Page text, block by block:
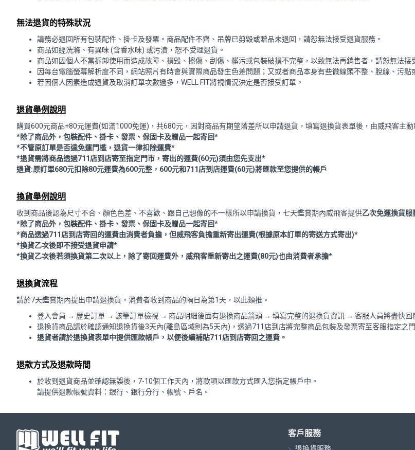
無法退貨的特殊狀況
請務必退回所有包裝配件、掛卡及發票。商品配件不齊、吊牌已剪毀或贈品未退回，請恕無法接受退貨服務。
商品如經洗滌、有異味 (含香水味) 或污漬，恕不受理退貨。
商品如因個人不當拆卸使用而造成故障、損毀、擦傷、刮傷、髒污或包裝破損不完整，以致無法再銷售者，請恕無法接
因每台電腦螢幕解析度不同，網站照片有時會與實際商品發生色差問題；又或者商品本身有些微線頭不整、脫線、污
若因個人因素造成退貨及取消訂單次數過多，WELL FIT將視情況決定是否接受訂單。
退貨舉例說明
購買600元商品+80元運費(如滿1000免運)，共680元，因對商品有期望落差所以申請退貨，填寫退換貨表單後，由威飛客主動
*除了商品外，包裝配件、掛卡、發票、保固卡及贈品一起寄回*
*不管原訂單是否達免運門檻，退貨一律扣除運費*
*退貨需將商品透過711店到店寄至指定門市，寄出的運費(60元)須由您先支出*
退貨:原訂單680元扣除80元運費為600元整，600元和711店到店運費(60元)將匯款至您提供的帳戶
換貨舉例說明
收到商品後認為尺寸不合、顏色色差、不喜歡、跟自己想像的不一樣所以申請換貨，七天鑑賞期內威飛客提供乙次免運換貨服
*除了商品外，包裝配件、掛卡、發票、保固卡及贈品一起寄回*
*商品透過711店到店寄回的運費由消費者負擔，但威飛客負擔重新寄出運費(根據原本訂單的寄送方式寄出)*
*換貨乙次後即不接受退貨申請*
*換貨乙次後若須換貨第二次以上，除了寄回運費外，威飛客重新寄出之運費(80元)也由消費者承擔*
退換貨流程
請於7天鑑賞期內提出申請退換貨，消費者收到商品的隔日為第1天，以此類推。
登入會員 → 歷史訂單 → 該筆訂單檢視 → 商品明細後面有退換商品箭頭 → 填寫完整的退換貨資訊 → 客服人員將盡快回
退換貨商品請於確認通知退換貨後3天內(離島區域則為5天內)，透過711店到店將完整商品包裝及發票寄至客服指定之
退貨者請於退換貨表單中提供匯款帳戶，以便後續補貼711店到店寄回之運費。
退款方式及退款時間
於收到退貨商品並確認無誤後，7-10個工作天內，將款項以匯款方式匯入您指定帳戶中。
請提供退款帳號資料：銀行、銀行分行、帳號、戶名。
客戶服務